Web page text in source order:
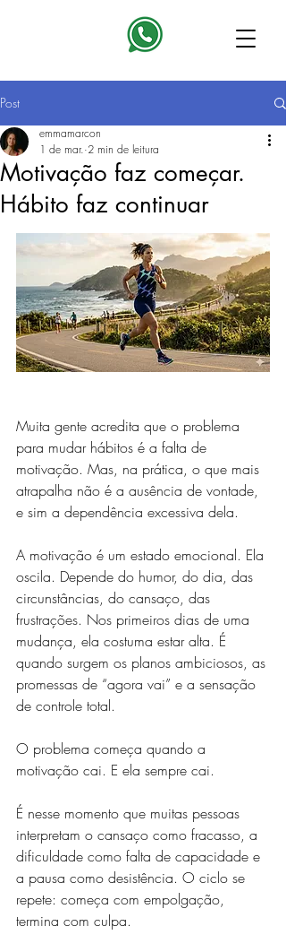
Post
Motivação faz começar.
Hábito faz continuar
emmamarcon
1 de mar. 2 min de leitura
Muita gente acredita que o problema
para mudar hábitos é a falta de
motivação. Mas, na prática, o que mais
atrapalha não é a ausência de vontade,
e sim a dependência excessiva dela.
A motivação é um estado emocional. Ela
oscila. Depende do humor, do dia, das
circunstâncias, do cansaço, das
frustrações. Nos primeiros dias de uma
mudança, ela costuma estar alta. É
quando surgem os planos ambiciosos, as
promessas de “agora vai” e a sensação
de controle total.
O problema começa quando a
motivação cai. E ela sempre cai.
É nesse momento que muitas pessoas
interpretam o cansaço como fracasso, a
dificuldade como falta de capacidade e
a pausa como desistência. O ciclo se
repete: começa com empolgação,
termina com culpa.